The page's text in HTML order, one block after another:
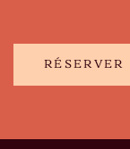
RÉSERVER